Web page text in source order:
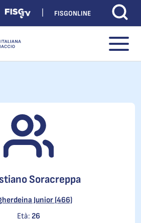
FISGONLINE
Soracreppa
Junior (466)
Età: 26